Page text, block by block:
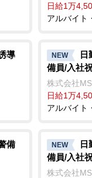
日給1万
アルバイト
導
NEW
備員/入社
株式会社
日給1万
アルバイト
備
NEW
備員/入社
株式会社